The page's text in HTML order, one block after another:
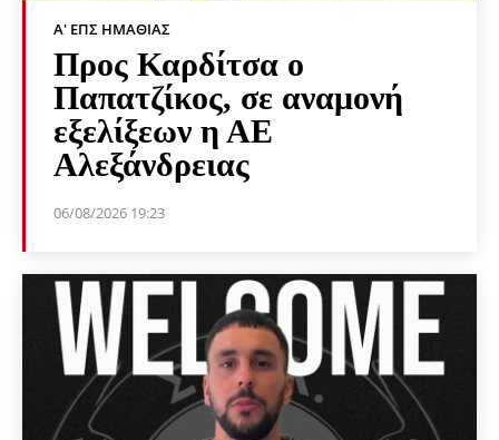
Α' ΕΠΣ ΗΜΑΘΊΑΣ
Προς Καρδίτσα ο
Παπατζίκος, σε αναμονή
εξελίξεων η ΑΕ
Αλεξάνδρειας
06/08/2026 19:23